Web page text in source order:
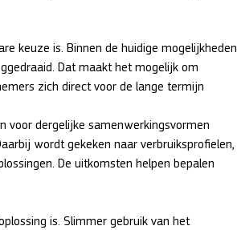
keuze is. Binnen de huidige mogelijkheden
Dat maakt het mogelijk om
zich direct voor de lange termijn
voor dergelijke samenwerkingsvormen
wordt gekeken naar verbruiksprofielen,
De uitkomsten helpen bepalen
is. Slimmer gebruik van het